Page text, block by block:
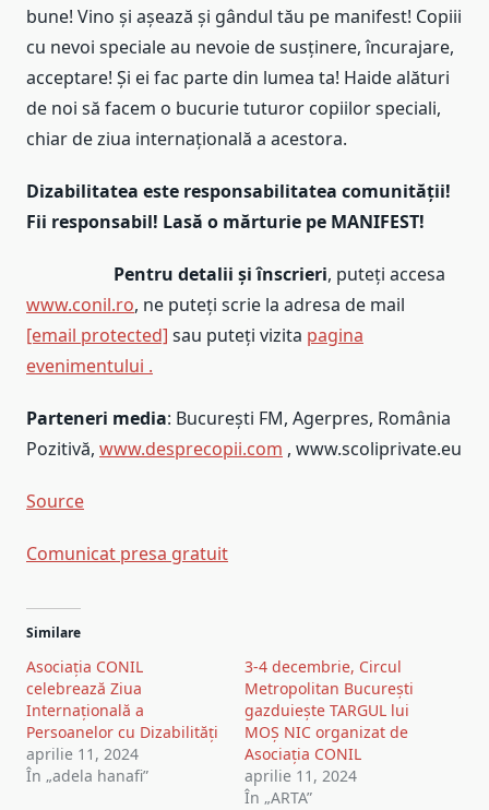
bune! Vino și așează și gândul tău pe manifest! Copiii
cu nevoi speciale au nevoie de susținere, încurajare,
acceptare! Și ei fac parte din lumea ta! Haide alături
de noi să facem o bucurie tuturor copiilor speciali,
chiar de ziua internațională a acestora.
Dizabilitatea este responsabilitatea comunității!
Fii responsabil! Lasă o mărturie pe MANIFEST!
Pentru detalii și înscrieri, puteți accesa
www.conil.ro, ne puteți scrie la adresa de mail
[email protected] sau puteți vizita pagina
evenimentului .
Parteneri media: București FM, Agerpres, România
Pozitivă, www.desprecopii.com , www.scoliprivate.eu
Source
Post
navigation
Comunicat presa gratuit
Similare
Asociația CONIL
celebrează Ziua
Internațională a
Persoanelor cu Dizabilități
aprilie 11, 2024
În „adela hanafi”
3-4 decembrie, Circul
Metropolitan București
gazduiește TARGUL lui
MOȘ NIC organizat de
Asociația CONIL
aprilie 11, 2024
În „ARTA”